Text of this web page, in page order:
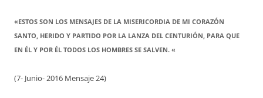
«ESTOS SON LOS MENSAJES DE LA MISERICORDIA DE MI CORAZÓN
SANTO, HERIDO Y PARTIDO POR LA LANZA DEL CENTURIÓN, PARA QUE
EN ÉL Y POR ÉL TODOS LOS HOMBRES SE SALVEN. «
(7- Junio- 2016 Mensaje 24)